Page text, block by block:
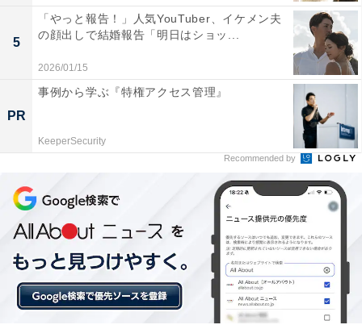
5
「やっと報告！」人気YouTuber、イケメン夫
の顔出しで結婚報告「明日はショッ...
2026/01/15
PR
事例から学ぶ『特権アクセス管理』
KeeperSecurity
Recommended by